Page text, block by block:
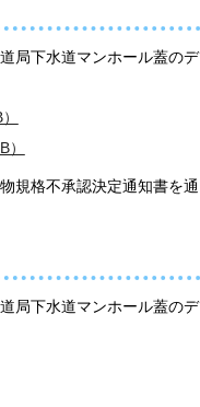
局下水道マンホール蓋のデ
規格不承認決定通知書を通
局下水道マンホール蓋のデ